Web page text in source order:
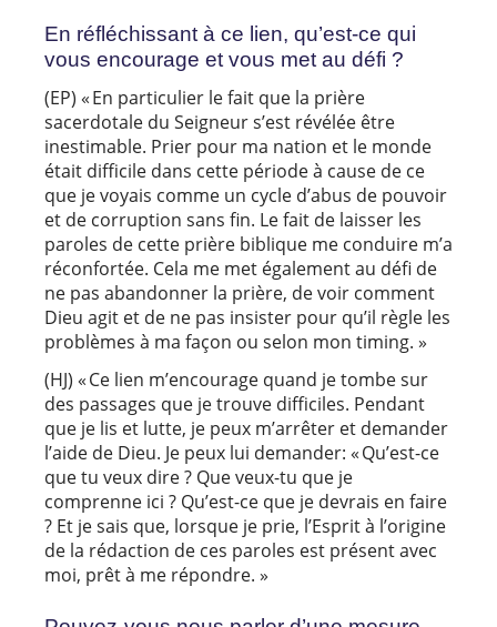
En réfléchissant à ce lien, qu’est-ce qui
vous encourage et vous met au défi ?
(EP) « En particulier le fait que la prière
sacerdotale du Seigneur s’est révélée être
inestimable. Prier pour ma nation et le monde
était difficile dans cette période à cause de ce
que je voyais comme un cycle d’abus de pouvoir
et de corruption sans fin. Le fait de laisser les
paroles de cette prière biblique me conduire m’a
réconfortée. Cela me met également au défi de
ne pas abandonner la prière, de voir comment
Dieu agit et de ne pas insister pour qu’il règle les
problèmes à ma façon ou selon mon timing. »
(HJ) « Ce lien m’encourage quand je tombe sur
des passages que je trouve difficiles. Pendant
que je lis et lutte, je peux m’arrêter et demander
l’aide de Dieu. Je peux lui demander: « Qu’est-ce
que tu veux dire ? Que veux-tu que je
comprenne ici ? Qu’est-ce que je devrais en faire
? Et je sais que, lorsque je prie, l’Esprit à l’origine
de la rédaction de ces paroles est présent avec
moi, prêt à me répondre. »